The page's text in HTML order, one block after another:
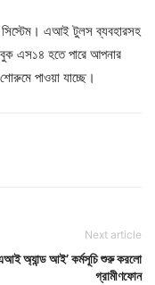
এআই টুলস ব্যবহারসহ
এস১৪ হতে পারে আপনার
পাওয়া যাচ্ছে।
Next article
অ্যান্ড আই’ কর্মসূচি শুরু করলো
গ্রামীণফোন